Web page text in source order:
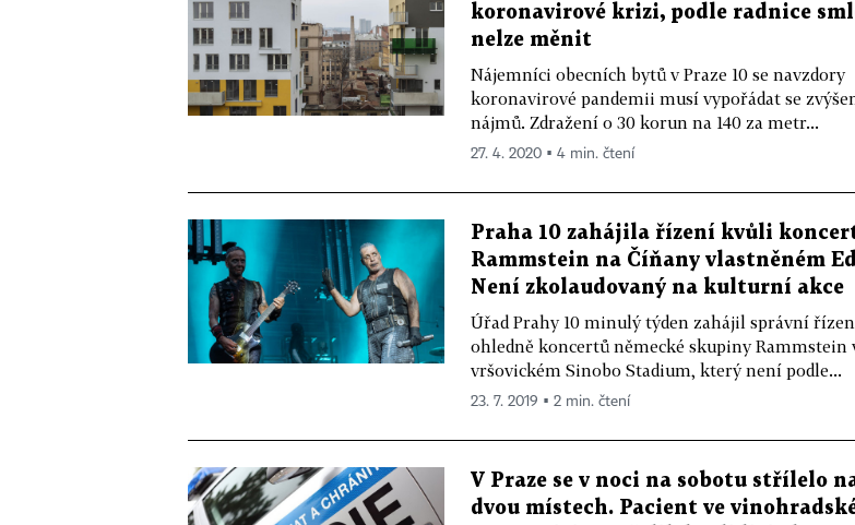
koronavirové krizi, podle radnice
nelze měnit
Nájemníci obecních bytů v Praze 10 se navzdory
koronavirové pandemii musí vypořádat se
nájmů. Zdražení o 30 korun na 140 za metr...
27. 4. 2020 ▪ 4 min. čtení
Praha 10 zahájila řízení kvůli
Rammstein na Číňany vlastněném
Není zkolaudovaný na kulturní akce
Úřad Prahy 10 minulý týden zahájil správní
ohledně koncertů německé skupiny Rammstein
vršovickém Sinobo Stadium, který není podle...
23. 7. 2019 ▪ 2 min. čtení
V Praze se v noci na sobotu střílelo
dvou místech. Pacient ve